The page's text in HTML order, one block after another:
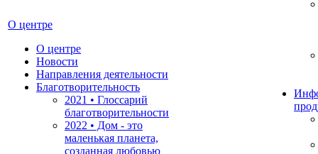
О центре
О центре
Новости
Направления деятельности
Благотворительность
2021 • Глоссарий
благотворительности
2022 • Дом - это
маленькая планета,
созданная любовью